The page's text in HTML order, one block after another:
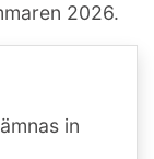
2026.
in